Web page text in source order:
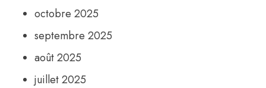
octobre 2025
septembre 2025
août 2025
juillet 2025